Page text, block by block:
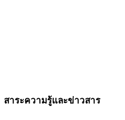
สาระความรู้และข่าวสาร